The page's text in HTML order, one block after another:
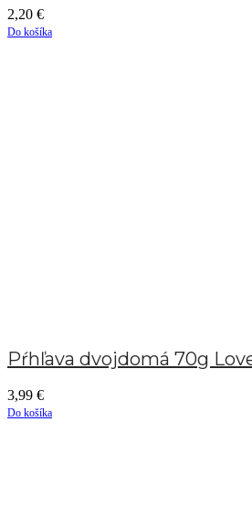
2,20 €
Do košíka
Pŕhľava dvojdomá 70g
3,99 €
Do košíka